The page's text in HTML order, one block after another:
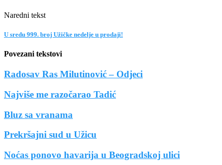
Naredni tekst
U sredu 999. broj Užičke nedelje u prodaji!
Povezani tekstovi
Radosav Ras Milutinović – Odjeci
Najviše me razočarao Tadić
Bluz sa vranama
Prekršajni sud u Užicu
Noćas ponovo havarija u Beogradskoj ulici